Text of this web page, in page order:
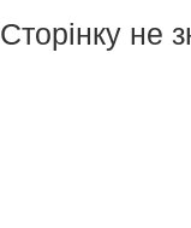
Сторінку не